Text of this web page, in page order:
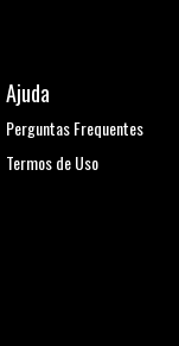
Ajuda
Perguntas Frequentes
Termos de Uso